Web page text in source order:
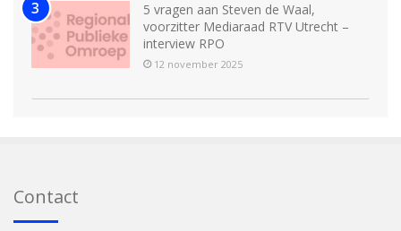
5 vragen aan Steven de Waal,
voorzitter Mediaraad RTV Utrecht –
interview RPO
12 november 2025
Contact